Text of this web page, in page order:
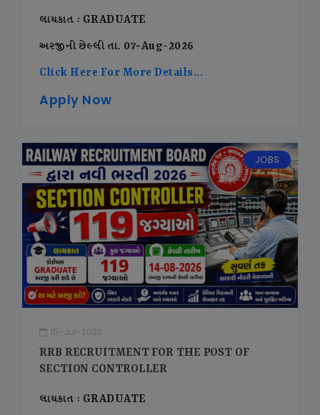
લાયકાત : GRADUATE
અરજીની છેલ્લી તા. 07-Aug-2026
Click Here For More Details...
Apply Now
JOBS
15-Jul-2026
RRB RECRUITMENT FOR THE POST OF
SECTION CONTROLLER
લાયકાત : GRADUATE